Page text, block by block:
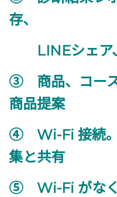
存、
LINEシェア
③ 商品、コース
商品提案
④ Wi-Fi 接続
集と共有
⑤ Wi-Fi がなく